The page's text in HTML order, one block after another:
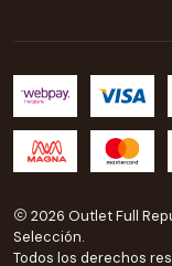
2026 Outlet Full
Selección.
Todos los derechos